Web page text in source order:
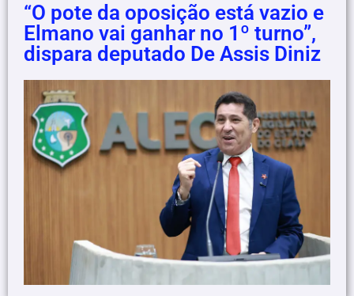
“O pote da oposição está vazio e
Elmano vai ganhar no 1º turno”,
dispara deputado De Assis Diniz